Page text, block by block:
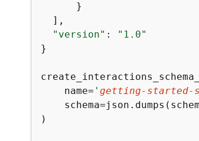
      }
  ],
"version" :
"1.0"
}
    name=
' getting-started-
)